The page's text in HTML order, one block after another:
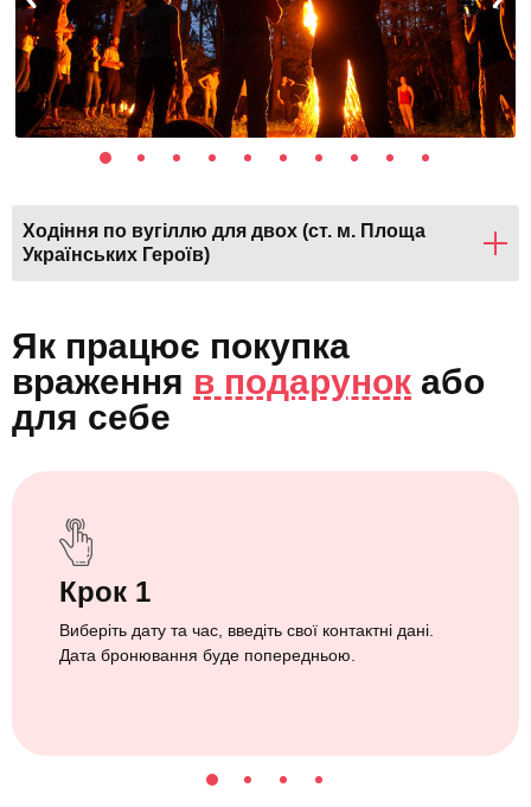
Ходіння по вугіллю для двох (ст. м. Площа
Українських Героїв)
Як працює покупка
враження в подарунок або
для себе
Крок 1
Виберіть дату та час, введіть свої контактні дані.
Дата бронювання буде попередньою.